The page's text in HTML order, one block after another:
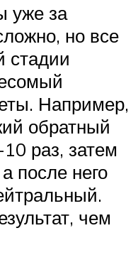
уже за
но все
стадии
Например,
обратный
раз, затем
после него
чем